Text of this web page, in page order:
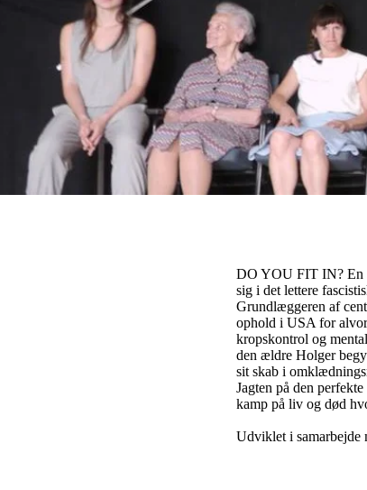
DO YOU FIT IN? En
sig i det lettere
Grundlæggeren af
ophold i USA for
kropskontrol og
den ældre Holger
sit skab i
Jagten på den
kamp på liv og død
Udviklet i samarbejde